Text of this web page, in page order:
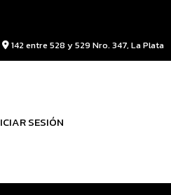
142 entre 528 y 529 Nro. 347, La Plata
SESIÓN